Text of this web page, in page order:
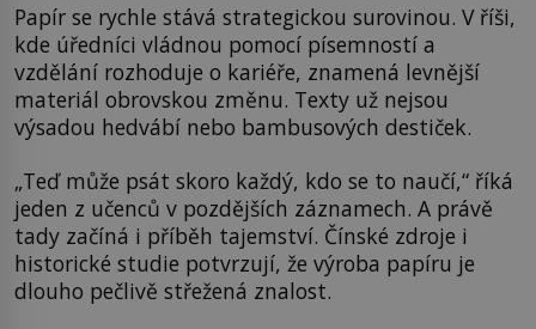
Papír se rychle stává strategickou surovinou. V říši,
kde úředníci vládnou pomocí písemností a
vzdělání rozhoduje o kariéře, znamená levnější
materiál obrovskou změnu. Texty už nejsou
výsadou hedvábí nebo bambusových destiček.
„Teď může psát skoro každý, kdo se to naučí,“ říká
jeden z učenců v pozdějších záznamech. A právě
tady začíná i příběh tajemství. Čínské zdroje i
historické studie potvrzují, že výroba papíru je
dlouho pečlivě střežená znalost.